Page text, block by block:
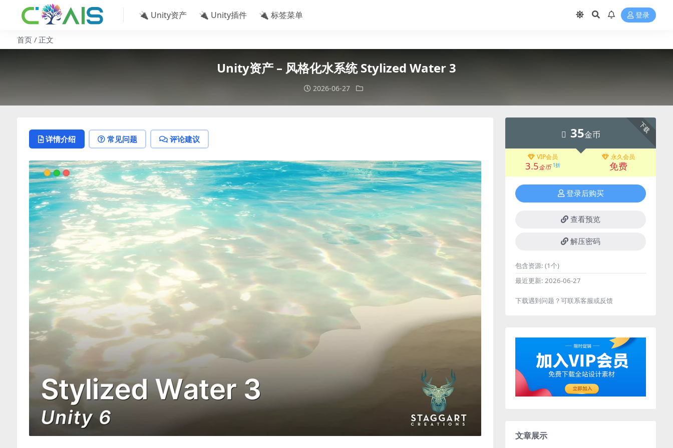
🔌 Unity资产 🔌 Unity插件 🔌 标签菜单 登录
首页 正文
Unity资产 – 风格化水系统 Stylized Water 3
2026-06-27
详情介绍 常见问题 评论建议
下载
35金币
VIP会员
3.5金币 1折
永久会员
免费
登录后购买
查看预览
解压密码
包含资源: (1个)
最近更新: 2026-06-27
下载遇到问题？可联系客服或反馈
文章展示